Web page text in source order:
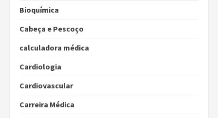
Bioquímica
Cabeça e Pescoço
calculadora médica
Cardiologia
Cardiovascular
Carreira Médica